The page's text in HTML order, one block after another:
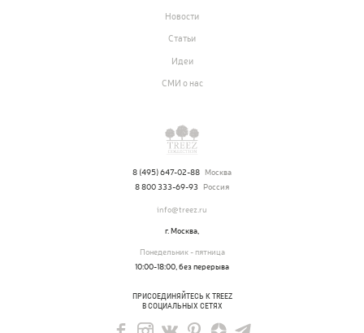
Новости
Статьи
Идеи
СМИ о нас
8 (495) 647-02-88 Москва
8 800 333-69-93
Россия
info@treez.ru
г. Москва,
Понедельник - пятница
10:00-18:00, без перерыва
ПРИСОЕДИНЯЙТЕСЬ К TREEZ
В СОЦИАЛЬНЫХ СЕТЯХ